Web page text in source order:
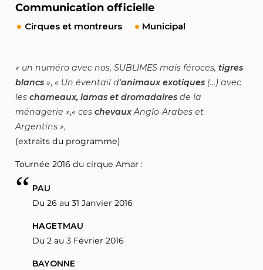
Communication officielle
Cirques et montreurs Municipal
un numéro avec nos, SUBLIMES mais féroces,tigres
blancs
, Un éventail d'animaux exotiques (...) avec
leschameaux, lamas et dromadaires de la
ménagerie
, ceschevauxAnglo-Arabes et
Argentins
,
(extraits du programme)
Tournée 2016 du cirque Amar :
PAU
Du 26 au 31 Janvier 2016
HAGETMAU
Du 2 au 3 Février 2016
BAYONNE